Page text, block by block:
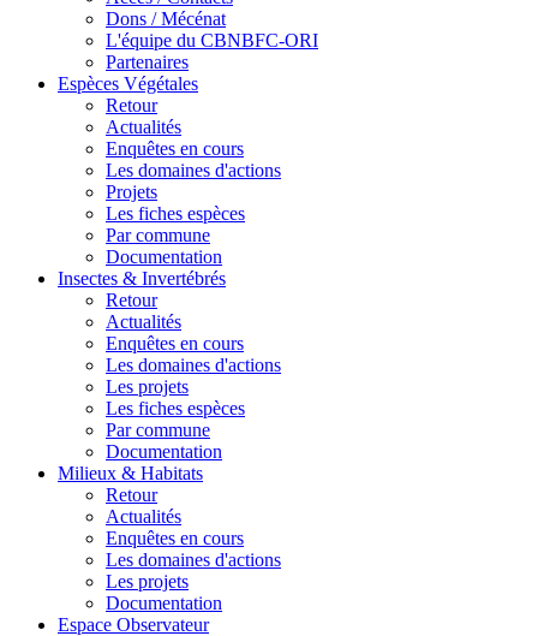
Dons / Mécénat
L'équipe du CBNBFC-ORI
Partenaires
Espèces Végétales
Retour
Actualités
Enquêtes en cours
Les domaines d'actions
Projets
Les fiches espèces
Par commune
Documentation
Insectes & Invertébrés
Retour
Actualités
Enquêtes en cours
Les domaines d'actions
Les projets
Les fiches espèces
Par commune
Documentation
Milieux & Habitats
Retour
Actualités
Enquêtes en cours
Les domaines d'actions
Les projets
Documentation
Espace Observateur